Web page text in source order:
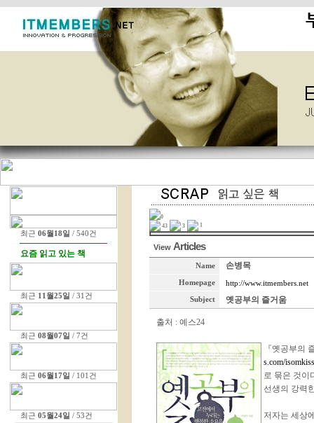
최근 06월18일 / 540건
요즘 읽고 있는 책
최근 11월25일 / 31건
최근 08월07일 / 7건
최근 06월17일 / 101건
최근 05월24일 / 53건
0
43
3 1
View Articles
Name 손병목
Homepage http://www.itmembers.net
Subject 옛공부의 즐거움
출처 : 예스24
『옛공부의
s.com/isomkiss
로 묶은 것이
선생의 강력
저자는 세상